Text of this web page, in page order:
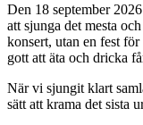
Den 18 september
att sjunga det mesta
konsert, utan en fest
gott att äta och dricka
När vi sjungit klart
sätt att krama det sista